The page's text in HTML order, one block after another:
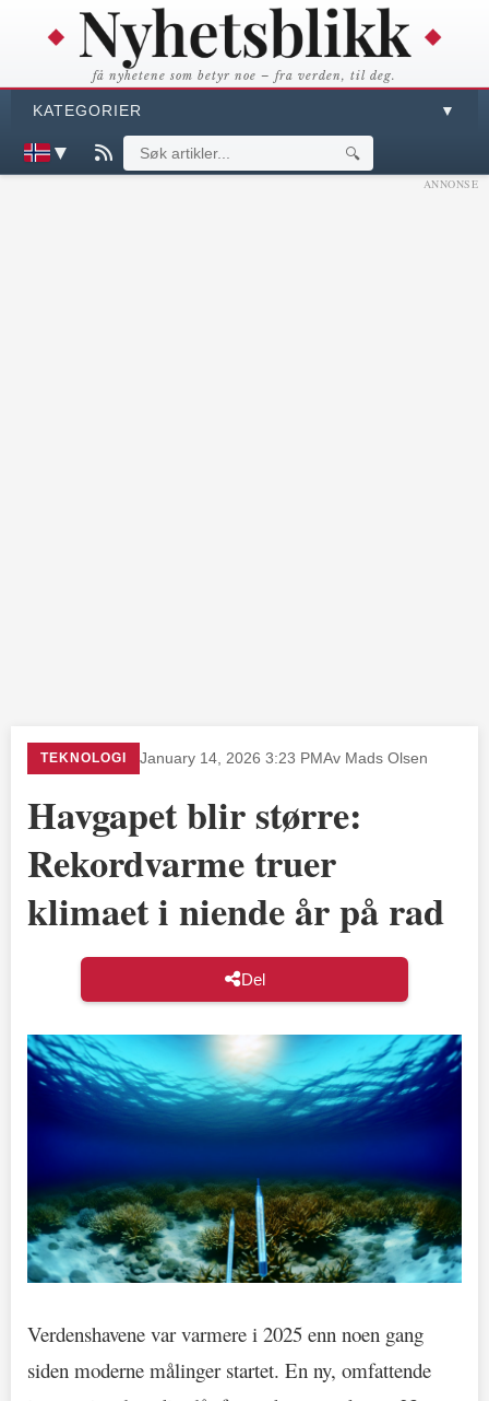
få nyhetene som betyr noe – fra verden, til deg.
KATEGORIER ▼
▼ 🔍
ANNONSE
TEKNOLOGI January 14, 2026 3:23 PMAv Mads Olsen
Havgapet blir større:
Rekordvarme truer
klimaet i niende år på rad
Del
Verdenshavene var varmere i 2025 enn noen gang
siden moderne målinger startet. En ny, omfattende